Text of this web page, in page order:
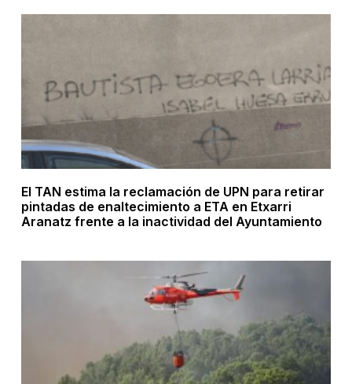
El TAN estima la reclamación de UPN para retirar
pintadas de enaltecimiento a ETA en Etxarri
Aranatz frente a la inactividad del Ayuntamiento